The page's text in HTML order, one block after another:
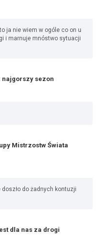
ja nie wiem w ogóle co on u
i marnuje mnóstwo sytuacji
najgorszy sezon
Mistrzostw Świata
doszło do żadnych kontuzji
dla nas za drogi